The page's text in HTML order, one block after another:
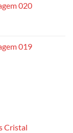
020
019
Cristal